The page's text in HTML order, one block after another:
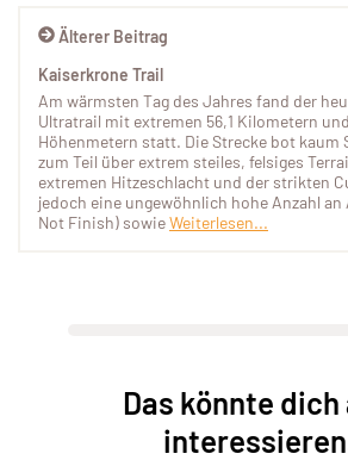
Älterer Beitrag
Kaiserkrone Trail
Am wärmsten Tag des Jahres fand der
Ultratrail mit extremen 56,1 Kilometern
Höhenmetern statt. Die Strecke bot
zum Teil über extrem steiles, felsiges
extremen Hitzeschlacht und der strikten
jedoch eine ungewöhnlich hohe Anzahl an
Not Finish) sowieWeiterlesen...
Das könnte dich